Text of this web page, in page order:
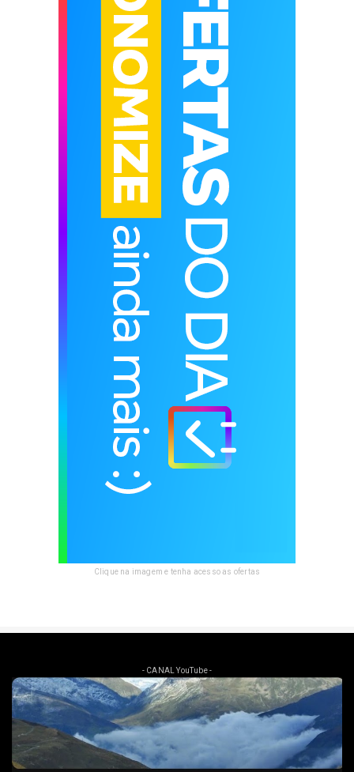
Clique na imagem e tenha acesso as ofertas
- CANAL YouTube -